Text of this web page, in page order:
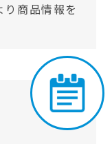
商品情報を